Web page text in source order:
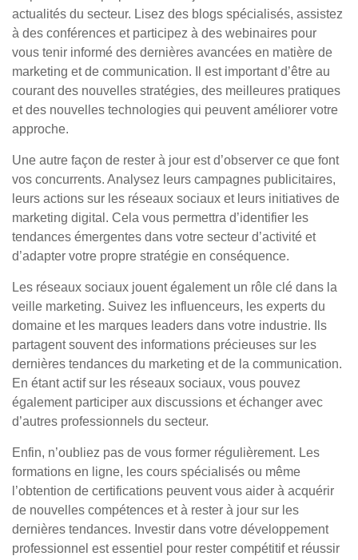
actualités du secteur. Lisez des blogs spécialisés, assistez
à des conférences et participez à des webinaires pour
vous tenir informé des dernières avancées en matière de
marketing et de communication. Il est important d’être au
courant des nouvelles stratégies, des meilleures pratiques
et des nouvelles technologies qui peuvent améliorer votre
approche.
Une autre façon de rester à jour est d’observer ce que font
vos concurrents. Analysez leurs campagnes publicitaires,
leurs actions sur les réseaux sociaux et leurs initiatives de
marketing digital. Cela vous permettra d’identifier les
tendances émergentes dans votre secteur d’activité et
d’adapter votre propre stratégie en conséquence.
Les réseaux sociaux jouent également un rôle clé dans la
veille marketing. Suivez les influenceurs, les experts du
domaine et les marques leaders dans votre industrie. Ils
partagent souvent des informations précieuses sur les
dernières tendances du marketing et de la communication.
En étant actif sur les réseaux sociaux, vous pouvez
également participer aux discussions et échanger avec
d’autres professionnels du secteur.
Enfin, n’oubliez pas de vous former régulièrement. Les
formations en ligne, les cours spécialisés ou même
l’obtention de certifications peuvent vous aider à acquérir
de nouvelles compétences et à rester à jour sur les
dernières tendances. Investir dans votre développement
professionnel est essentiel pour rester compétitif et réussir